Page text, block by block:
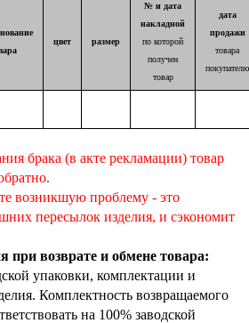
цвет размер
№ и дата
накладной
по которой
получен
товар
дата
продажи
товара
покупателю
брака (в акте рекламации) товар
возникшую проблему - это
пересылок изделия, и сэкономит
при возврате и обмене товара:
упаковки, комплектации и
Комплектность возвращаемого
на 100% заводской